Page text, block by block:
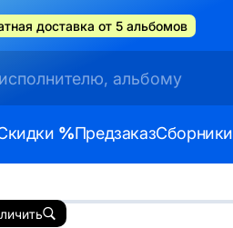
доставка от 5 альбомов
%ПредзаказСборники